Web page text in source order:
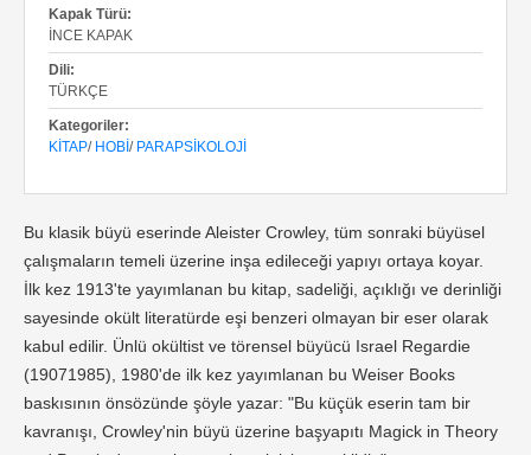
Kapak Türü:
İNCE KAPAK
Dili:
TÜRKÇE
Kategoriler:
KITAP/ HOBI / PARAPSIKOLOJI
Bu klasik büyü eserinde Aleister Crowley, tüm sonraki büyüsel
çalışmaların temeli üzerine inşa edileceği yapıyı ortaya koyar.
İlk kez 1913'te yayımlanan bu kitap, sadeliği, açıklığı ve derinliği
sayesinde okült literatürde eşi benzeri olmayan bir eser olarak
kabul edilir. Ünlü okültist ve törensel büyücü Israel Regardie
(19071985), 1980'de ilk kez yayımlanan bu Weiser Books
baskısının önsözünde şöyle yazar: "Bu küçük eserin tam bir
kavranışı, Crowley'nin büyü üzerine başyapıtı Magick in Theory